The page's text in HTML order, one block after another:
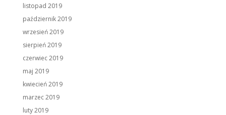
listopad 2019
październik 2019
wrzesień 2019
sierpień 2019
czerwiec 2019
maj 2019
kwiecień 2019
marzec 2019
luty 2019